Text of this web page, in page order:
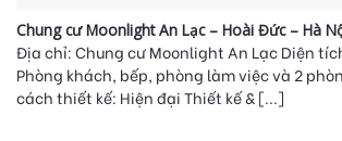
Chung cư Moonlight An Lạc – Hoài Đức – Hà
Địa chỉ: Chung cư Moonlight An Lạc Diện
Phòng khách, bếp, phòng làm việc và 2
cách thiết kế: Hiện đại Thiết kế & [...]